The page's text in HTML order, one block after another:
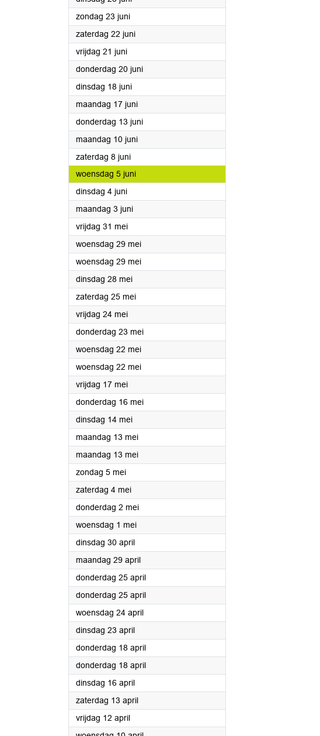
zondag 23 juni2024
zaterdag 22 juni2024
vrijdag 21 juni2024
donderdag 20 juni2024
dinsdag 18 juni2024
maandag 17 juni2024
donderdag 13 juni2024
maandag 10 juni2024
zaterdag 8 juni2024
woensdag 5 juni2024
dinsdag 4 juni2024
maandag 3 juni2024
vrijdag 31 mei2024
woensdag 29 mei2024
woensdag 29 mei2024
dinsdag 28 mei2024
zaterdag 25 mei2024
vrijdag 24 mei2024
donderdag 23 mei2024
woensdag 22 mei2024
woensdag 22 mei2024
vrijdag 17 mei2024
donderdag 16 mei2024
dinsdag 14 mei2024
maandag 13 mei2024
maandag 13 mei2024
zondag 5 mei2024
zaterdag 4 mei2024
donderdag 2 mei2024
woensdag 1 mei2024
dinsdag 30 april2024
maandag 29 april2024
donderdag 25 april2024
donderdag 25 april2024
woensdag 24 april2024
dinsdag 23 april2024
donderdag 18 april2024
donderdag 18 april2024
dinsdag 16 april2024
zaterdag 13 april2024
vrijdag 12 april2024